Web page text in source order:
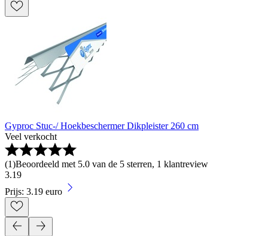
Gyproc Stuc-/ Hoekbeschermer Dikpleister 260 cm
Veel verkocht
(1)Beoordeeld met 5.0 van de 5 sterren, 1 klantreview
3.19
Prijs: 3.19 euro